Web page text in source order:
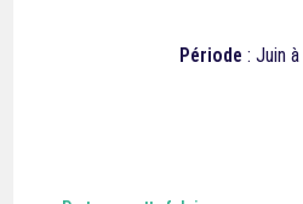
Période : Juin